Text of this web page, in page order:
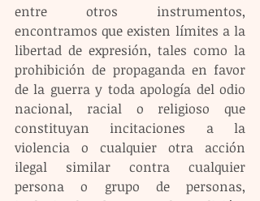
entre otros instrumentos,
encontramos que existen límites a la
libertad de expresión, tales como la
prohibición de propaganda en favor
de la guerra y toda apología del odio
nacional, racial o religioso que
constituyan incitaciones a la
violencia o cualquier otra acción
ilegal similar contra cualquier
persona o grupo de personas,